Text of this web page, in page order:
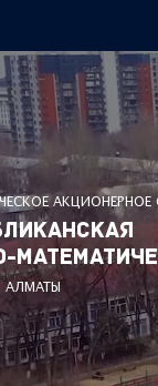
АКЦИОНЕРНОЕ
АЛМАТЫ